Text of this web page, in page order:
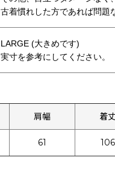
古着慣れした方であれば問題
LARGE (大きめです)
実寸を参考にしてください。
肩幅 着
61 106